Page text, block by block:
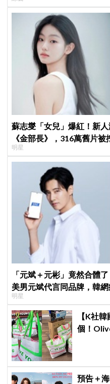
蘇志燮「女兒」爆紅！新
《金部長》，316萬舊片
明星
「元斌＋元彬」竟然合體
美男元斌代言同品牌，韓
明星
【K社
個！
預告＋